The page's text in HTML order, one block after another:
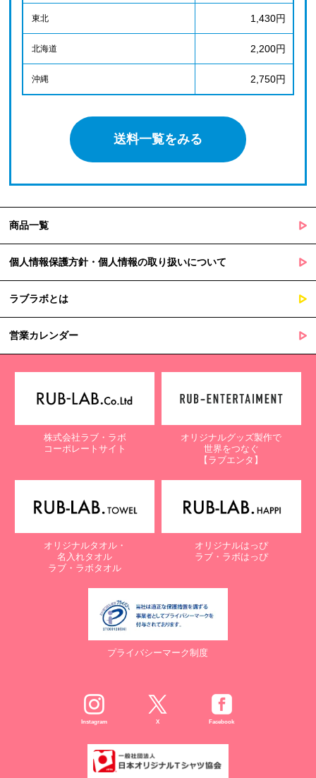
東北 1,430円
北海道 2,200円
沖縄 2,750円
送料一覧をみる
商品一覧
個人情報保護方針・個人情報の取り扱いについて
ラブラボとは
営業カレンダー
株式会社ラブ・ラボ
コーポレートサイト
オリジナルグッズ製作で
世界をつなぐ
【ラブエンタ】
オリジナルタオル・
名入れタオル
ラブ・ラボタオル
オリジナルはっぴ
ラブ・ラボはっぴ
プライバシーマーク制度
Instagram X Facebook